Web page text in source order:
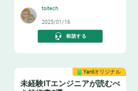
toitech
2025/01/16
相談する
Yardオリジナル
未経験ITエンジニアが読むべ